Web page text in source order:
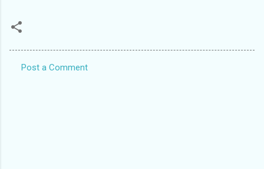
Post a Comment